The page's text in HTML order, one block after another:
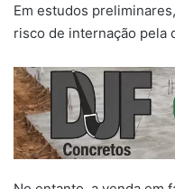
Em estudos
risco de internação pela